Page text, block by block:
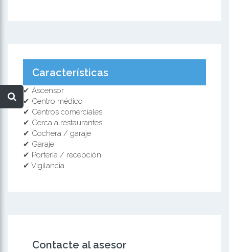
Características
✔ Ascensor
✔ Centro médico
✔ Centros comerciales
✔ Cerca a restaurantes
✔ Cochera / garaje
✔ Garaje
✔ Portería / recepción
✔ Vigilancia
Contacte al asesor